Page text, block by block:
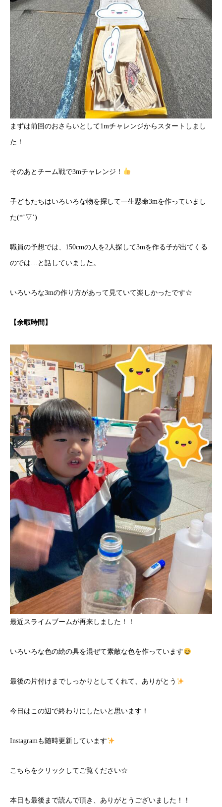
まずは前回のおさらいとして1mチャレンジからスタートしまし
た！
そのあとチーム戦で3mチャレンジ！
子どもたちはいろいろな物を探して一生懸命3mを作っていまし
た(*’▽’)
職員の予想では、150cmの人を2人探して3mを作る子が出てくる
のでは…と話していました。
いろいろな3mの作り方があって見ていて楽しかったです☆
【余暇時間】
最近スライムブームが再来しました！！
いろいろな色の絵の具を混ぜて素敵な色を作っています
最後の片付けまでしっかりとしてくれて、ありがとう
今日はこの辺で終わりにしたいと思います！
Instagramも随時更新しています
こちら をクリックしてご覧ください☆
本日も最後まで読んで頂き、ありがとうございました！！